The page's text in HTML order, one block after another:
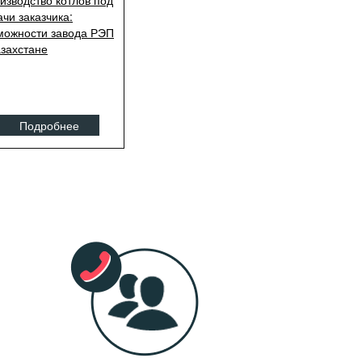
заказчика:
завода РЭП
Подробнее